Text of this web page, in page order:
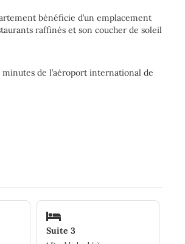
bénéficie d’un emplacement
raffinés et son coucher de soleil
de l’aéroport international de
Suite 3